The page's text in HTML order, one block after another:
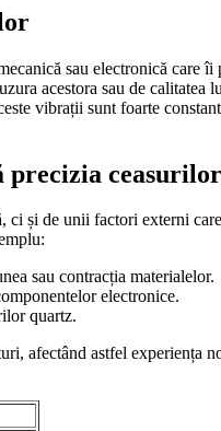
sau electronică care
acestora sau de
vibrații sunt foarte
precizia ceasurilor
ci și de unii factori externi
sau contracția materialelor.
electronice.
quartz.
afectând astfel